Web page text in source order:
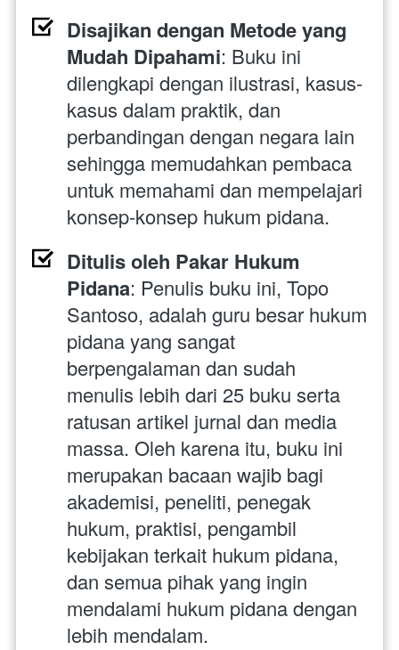
Disajikan dengan Metode yang
Mudah Dipahami: Buku ini
dilengkapi dengan ilustrasi, kasus-
kasus dalam praktik, dan
perbandingan dengan negara lain
sehingga memudahkan pembaca
untuk memahami dan mempelajari
konsep-konsep hukum pidana.
Ditulis oleh Pakar Hukum
Pidana: Penulis buku ini, Topo
Santoso, adalah guru besar hukum
pidana yang sangat
berpengalaman dan sudah
menulis lebih dari 25 buku serta
ratusan artikel jurnal dan media
massa. Oleh karena itu, buku ini
merupakan bacaan wajib bagi
akademisi, peneliti, penegak
hukum, praktisi, pengambil
kebijakan terkait hukum pidana,
dan semua pihak yang ingin
mendalami hukum pidana dengan
lebih mendalam.